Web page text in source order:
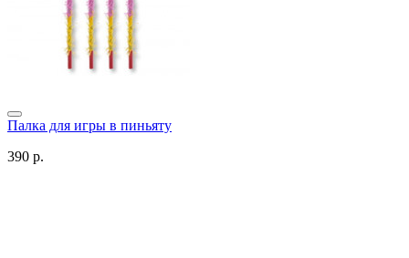
Палка для игры в пиньяту
390 р.